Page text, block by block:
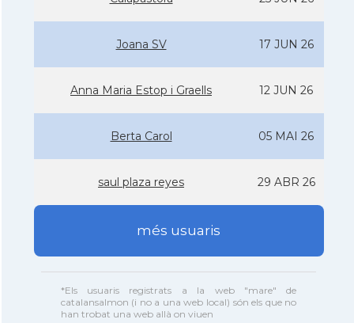
Joana SV 17 JUN 26
Anna Maria Estop i Graells 12 JUN 26
Berta Carol 05 MAI 26
saul plaza reyes 29 ABR 26
més usuaris
*Els usuaris registrats a la web "mare" de
catalansalmon (i no a una web local) són els que no
han trobat una web allà on viuen